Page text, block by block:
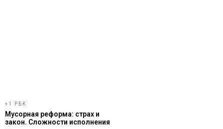
+1 РБК
Мусорная реформа: страх и
закон. Сложности исполнения